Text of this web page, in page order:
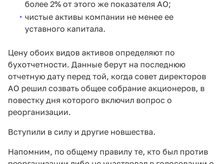
более 2% от этого же показателя АО;
чистые активы компании не менее ее
уставного капитала.
Цену обоих видов активов определяют по
бухотчетности. Данные берут на последнюю
отчетную дату перед той, когда совет директоров
АО решил созвать общее собрание акционеров, в
повестку дня которого включил вопрос о
реорганизации.
Вступили в силу и другие новшества.
Напомним, по общему правилу те, кто был против